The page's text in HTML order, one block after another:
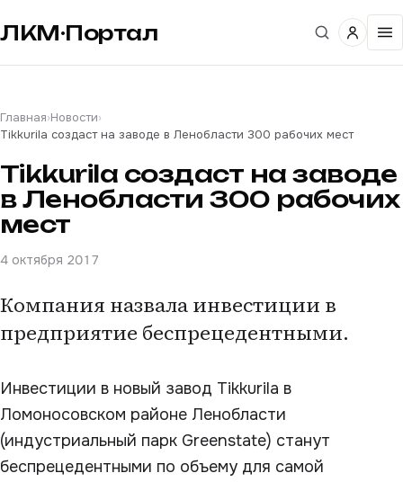
ЛКМ·Портал
Главная›Новости›
Tikkurila создаст на заводе в Ленобласти 300 рабочих мест
Tikkurila создаст на заводе
в Ленобласти 300 рабочих
мест
4 октября 2017
Компания назвала инвестиции в
предприятие беспрецедентными.
Инвестиции в новый завод Tikkurila в
Ломоносовском районе Ленобласти
(индустриальный парк Greenstate) станут
беспрецедентными по объему для самой